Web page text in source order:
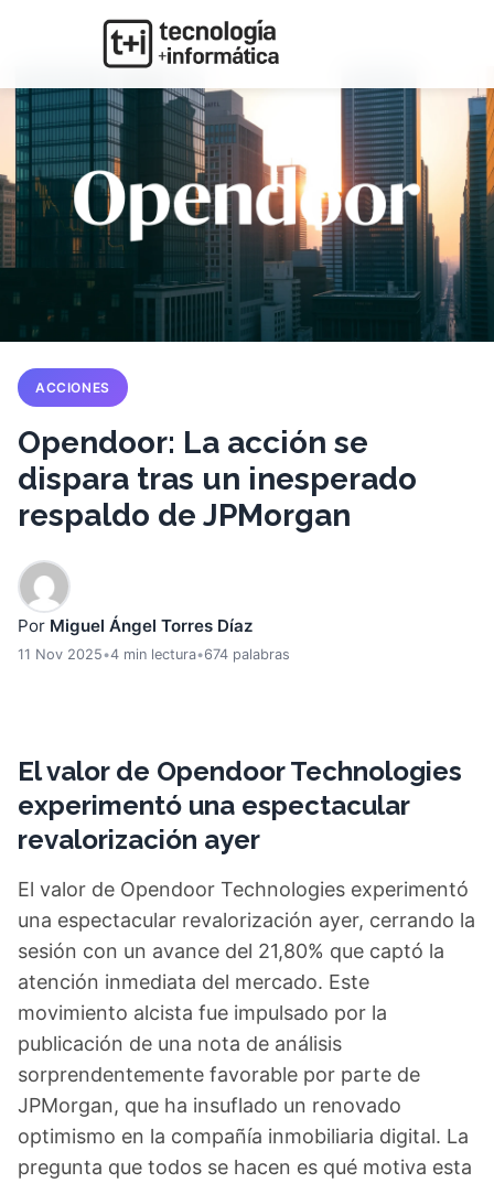
ACCIONES
Opendoor: La acción se
dispara tras un inesperado
respaldo de JPMorgan
Por Miguel Ángel Torres Díaz
11 Nov 2025•4 min lectura•674 palabras
El valor de Opendoor Technologies
experimentó una espectacular
revalorización ayer
El valor de Opendoor Technologies experimentó
una espectacular revalorización ayer, cerrando la
sesión con un avance del 21,80% que captó la
atención inmediata del mercado. Este
movimiento alcista fue impulsado por la
publicación de una nota de análisis
sorprendentemente favorable por parte de
JPMorgan, que ha insuflado un renovado
optimismo en la compañía inmobiliaria digital. La
pregunta que todos se hacen es qué motiva esta